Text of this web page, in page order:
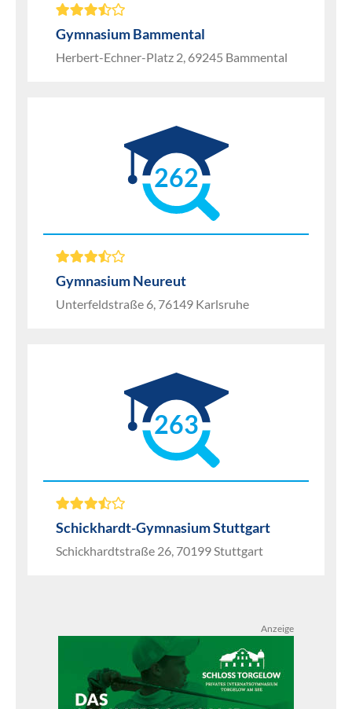
Gymnasium Bammental
Herbert-Echner-Platz 2, 69245 Bammental
262
Gymnasium Neureut
Unterfeldstraße 6, 76149 Karlsruhe
263
Schickhardt-Gymnasium Stuttgart
Schickhardtstraße 26, 70199 Stuttgart
Anzeige